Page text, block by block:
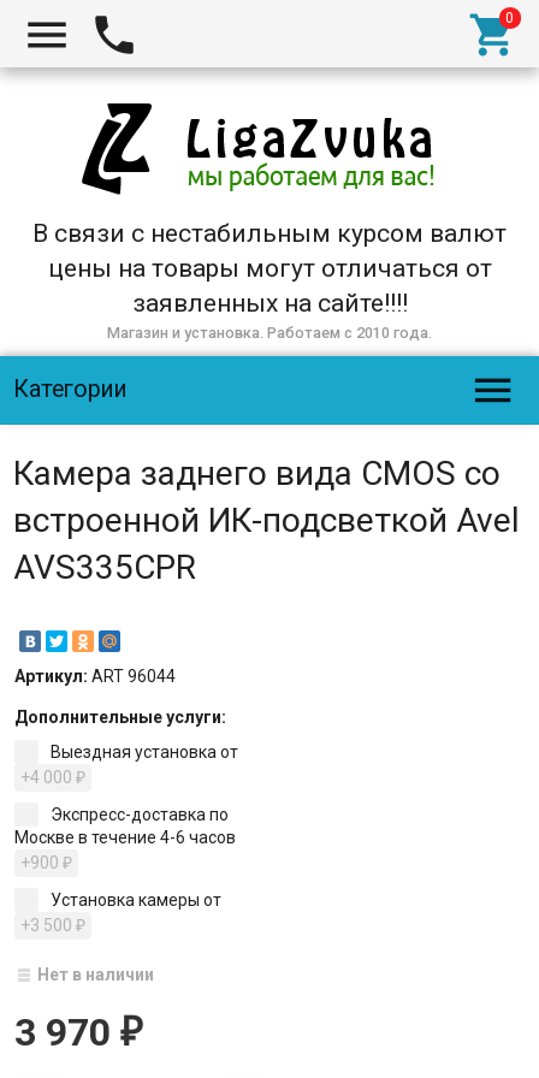
  
В связи с нестабильным курсом валют
цены на товары могут отличаться от
заявленных на сайте!!!!
Магазин и установка. Работаем с 2010 года.
Категории 
Камера заднего вида CMOS со
встроенной ИК-подсветкой Avel
AVS335CPR
Артикул: ART 96044
Дополнительные услуги:
Выездная установка от
+4 000 ₽
Экспресс-доставка по
Москве в течение 4-6 часов
+900 ₽
Установка камеры от
+3 500 ₽
Нет в наличии
3 970 ₽